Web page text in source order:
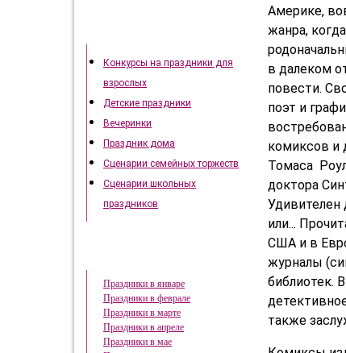
Америке,
жанра,
в далеком
повести.
поэт и
комиксов и
Томаса
доктора
Удивителен
или...
США и в
журналы
библиотек.
также
Конкурсы на праздники для
взрослых
Детские праздники
Вечеринки
Праздник дома
Сценарии семейных торжеств
Сценарии школьных
праздников
Праздники в январе
Праздники в феврале
Праздники в марте
Праздники в апреле
Праздники в мае